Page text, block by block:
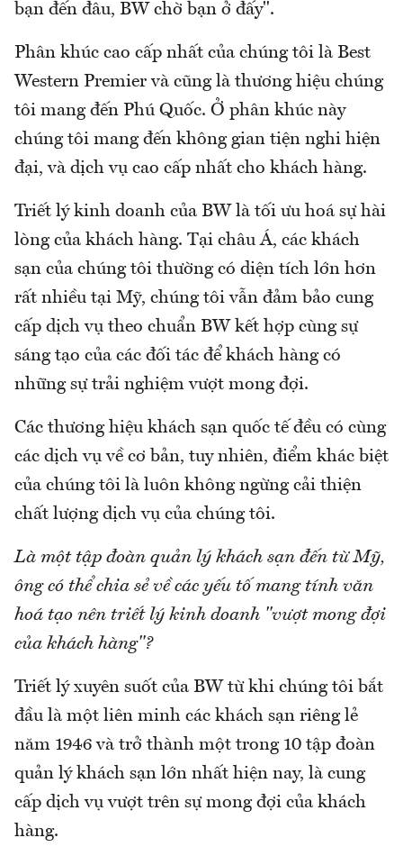
bạn đến đâu, BW chờ bạn ở đấy".
Phân khúc cao cấp nhất của chúng tôi là Best
Western Premier và cũng là thương hiệu chúng
tôi mang đến Phú Quốc. Ở phân khúc này
chúng tôi mang đến không gian tiện nghi hiện
đại, và dịch vụ cao cấp nhất cho khách hàng.
Triết lý kinh doanh của BW là tối ưu hoá sự hài
lòng của khách hàng. Tại châu Á, các khách
sạn của chúng tôi thường có diện tích lớn hơn
rất nhiều tại Mỹ, chúng tôi vẫn đảm bảo cung
cấp dịch vụ theo chuẩn BW kết hợp cùng sự
sáng tạo của các đối tác để khách hàng có
những sự trải nghiệm vượt mong đợi.
Các thương hiệu khách sạn quốc tế đều có cùng
các dịch vụ về cơ bản, tuy nhiên, điểm khác biệt
của chúng tôi là luôn không ngừng cải thiện
chất lượng dịch vụ của chúng tôi.
Là một tập đoàn quản lý khách sạn đến từ Mỹ,
ông có thể chia sẻ về các yếu tố mang tính văn
hoá tạo nên triết lý kinh doanh "vượt mong đợi
của khách hàng"?
Triết lý xuyên suốt của BW từ khi chúng tôi bắt
đầu là một liên minh các khách sạn riêng lẻ
năm 1946 và trở thành một trong 10 tập đoàn
quản lý khách sạn lớn nhất hiện nay, là cung
cấp dịch vụ vượt trên sự mong đợi của khách
hàng.